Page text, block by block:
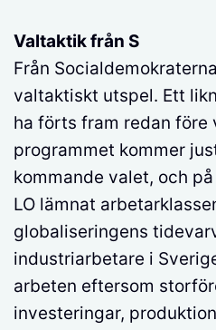
Valtaktik från S
Från
valtaktiskt utspel. Ett
ha förts fram redan före
programmet kommer
kommande valet, och
LO lämnat
globaliseringens
industriarbetare i
arbeten eftersom
investeringar,